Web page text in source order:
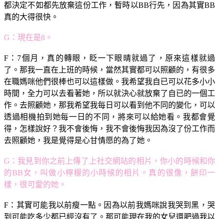
都決定不如都先放棄這份工作，暫時以BB行先，因為其實BB
真的大得很快。
G：現在是8。
F：7個月，真的轉眼，眨一下眼晴就過了，原來這樣就過
了。那我一直在上班的時候，當然其實都可以照顧的，有很多
在職媽咪他們很棒也可以這樣做。我希望我自已可以花多小小
時間，全力可以去看著她，所以就決心就放棄了自已的一個工
作。去照顧她，那我希望我每日可以看到他不同的變化，可以
透過相機拍到她每一日的不同，將來可以給她看。我都會覺
得，怎樣說好？我不會後悔，我不會後悔我因為沒了份工作而
去照顧她，我是覺得是心甘情愿的為了她。
G：我見到你之前上傳了上社交網站的相片，你小的時候和你
的BB女，叫做小檸檬的小時候的相片。真的很像，餅印一
樣，很可愛的她。
F：其實可能我以前瘦一點。因為以前我媽咪說我哭到黑，哭
到可能吃多少都已經沒有了。那可能現在我的女兒還肥過我以